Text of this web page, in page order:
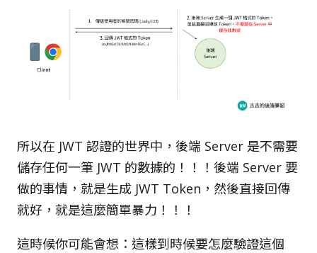
所以在 JWT 認證的世界中，後端 Server 是不需要
儲存任何一筆 JWT 的數據的！！！後端 Server 要
做的事情，就是生成 JWT Token，然後直接回傳
就好，就是這麼簡單暴力！！！
這時候你可能會想：這樣到時候要怎麼驗證這個